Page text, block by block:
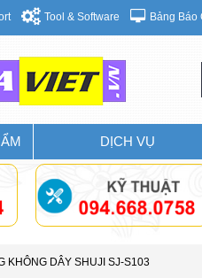
Tool & Software Bảng Báo
DỊCH VỤ
KHÔNG DÂY SHUJI SJ-S103